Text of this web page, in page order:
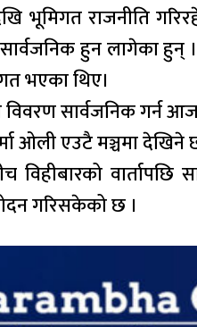
भूमिगत राजनीति
हुन लागेका
भएका थिए।
सार्वजनिक गर्न
ओली एउटै मञ्चमा
विहीबारको
गरिसकेको छ ।